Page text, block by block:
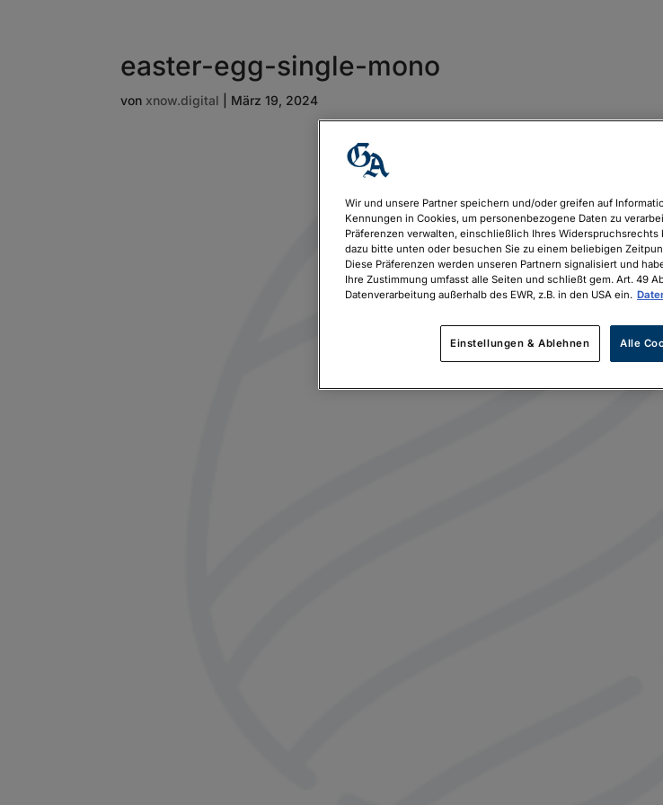
easter-egg-single-mono
von xnow.digital März 19, 2024
Wir und unsere Partner speichern und/oder greifen auf
Kennungen in Cookies, um personenbezogene Daten zu
Präferenzen verwalten, einschließlich Ihres
dazu bitte unten oder besuchen Sie zu einem beliebigen
Diese Präferenzen werden unseren Partnern signalisiert und
Ihre Zustimmung umfasst alle Seiten und schließt gem. Art. 49
Datenverarbeitung außerhalb des EWR, z.B. in den USA ein.
Einstellungen & Ablehnen Alle